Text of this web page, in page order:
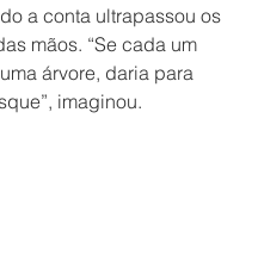
a conta ultrapassou os
mãos. “Se cada um
árvore, daria para
imaginou.